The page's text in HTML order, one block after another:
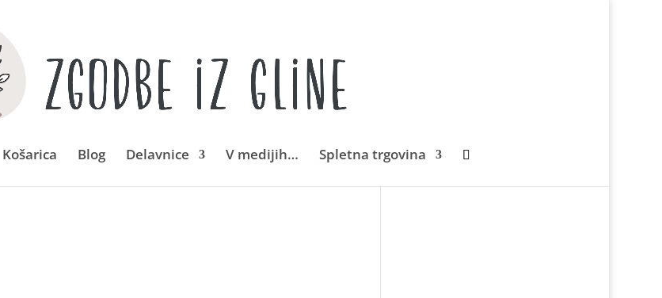
Košarica Blog Delavnice V medijih… Spletna trgovina